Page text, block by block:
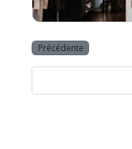
Précédente